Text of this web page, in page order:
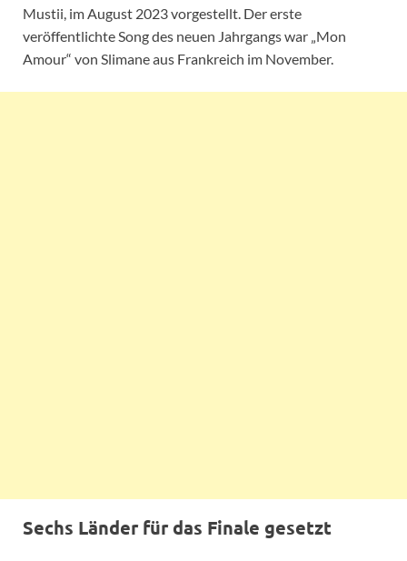
Mustii, im August 2023 vorgestellt. Der erste
veröffentlichte Song des neuen Jahrgangs war „Mon
Amour“ von Slimane aus Frankreich im November.
Sechs Länder für das Finale gesetzt